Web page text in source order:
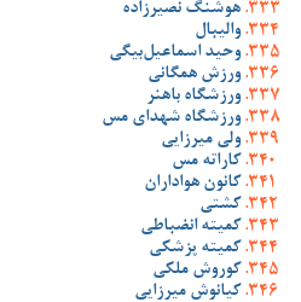
هوشنگ نصیرزاده
والیبال
وحید اسماعیل‌بیگی
ورزش همگانی
ورزشگاه باهنر
ورزشگاه شهدای مس
ولی میرزایی
کاراته مس
کانون هواداران
کشتی
کمیته انضباطی
کمیته پزشکی
کوروش ملکی
کیانوش میرزایی